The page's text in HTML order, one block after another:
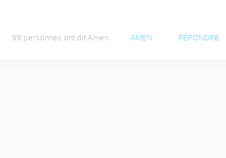
99 personnes ont dit Amen AMEN RÉPONDRE